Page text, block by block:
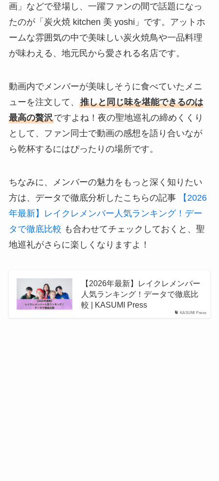
画」などで登場し、一躍ファンの間で話題になっ
たのが「炭火焼 kitchen 美 yoshi」です。アットホ
ームな雰囲気の中で美味しい炭火焼鳥や一品料理
が味わえる、地元民から愛される名店です。
動画内でメンバーが美味しそうに食べていたメニ
ューを注文して、 推しと同じ味を堪能できるのは
最高の贅沢ですよね！夜の聖地巡礼の締めくくり
として、ファン同士で動画の感想を語り合いなが
ら乾杯するにはぴったりの場所です。
ちなみに、メンバーの魅力をもっと深く知りたい
方は、データで徹底分析したこちらの記事
【2026
年最新】レイクレメンバー人気ランキング！デー
タで徹底比較 も合わせてチェックしておくと、聖
地巡礼がさらに楽しくなりますよ！
KASUMI Press
【2026年最新】レイクレメンバー
人気ランキング！データで徹底比
較 | KASUMI Press